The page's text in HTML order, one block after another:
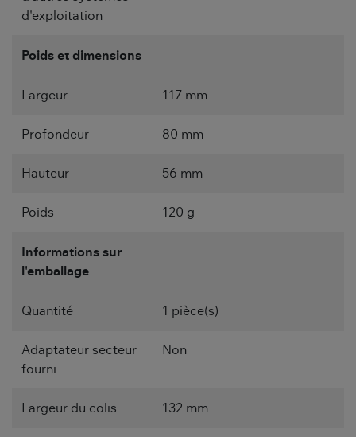
d'exploitation
Poids et dimensions
Largeur 117 mm
Profondeur 80 mm
Hauteur 56 mm
Poids 120 g
Informations sur
l'emballage
Quantité 1 pièce(s)
Adaptateur secteur
fourni
Non
Largeur du colis 132 mm